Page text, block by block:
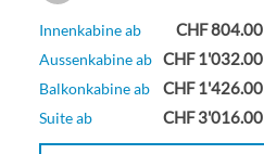
Aussenkabine
Innenkabine
Innenkabine ab CHF 804.00
Aussenkabine ab CHF 1'032.00
Balkonkabine ab
CHF 1'426.00
Suite ab
CHF 3'016.00